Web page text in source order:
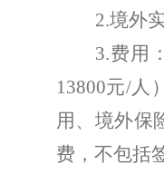
2.境外
3.费用：
13800元/人
用、境外保
费，不包括